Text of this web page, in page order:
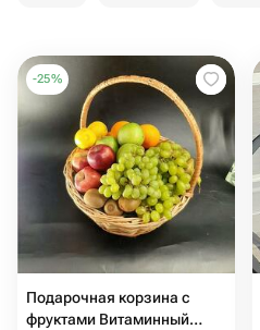
-25%
Подарочная корзина с
фруктами Витаминный